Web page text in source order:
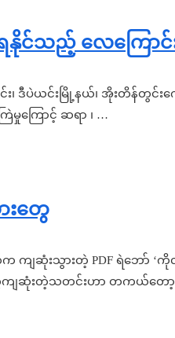
င်သည့် လေကြောင်
င်း၊ ဒီပဲယင်းမြို့နယ်၊ အိုးတိန်တွင်
ကြောင့် ဆရာ ၊ …
းတွေ
ရက်က ကျဆုံးသွားတဲ့ PDF ရဲဘ
ကျဆုံးတဲ့သတင်းဟာ တကယ်တော့